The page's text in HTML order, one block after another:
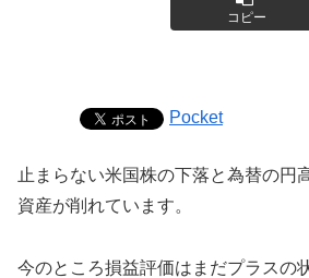
コピー
Pocket
止まらない米国株の下落と為替の円
資産が削れています。
今のところ損益評価はまだプラスの